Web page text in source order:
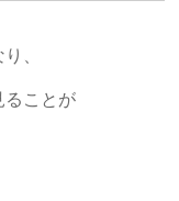
、
ることが